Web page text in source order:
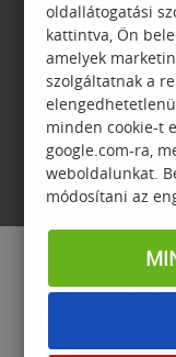
oldallátogatási
kattintva, Ön
amelyek
szolgáltatnak a
minden cookie-t
google.com-ra,
weboldalunkat.
módosítani az